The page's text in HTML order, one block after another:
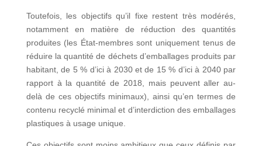
Toutefois, les objectifs qu’il fixe restent très modérés,
notamment en matière de réduction des quantités
produites (les État-membres sont uniquement tenus de
réduire la quantité de déchets d’emballages produits par
habitant, de 5 % d’ici à 2030 et de 15 % d’ici à 2040 par
rapport à la quantité de 2018, mais peuvent aller au-
delà de ces objectifs minimaux), ainsi qu’en termes de
contenu recyclé minimal et d’interdiction des emballages
plastiques à usage unique.